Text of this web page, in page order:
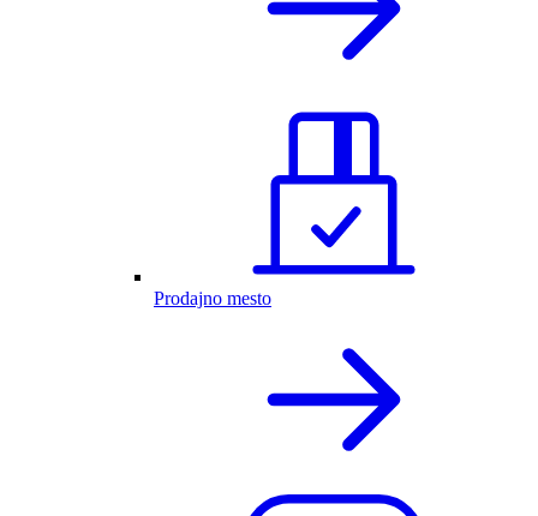
Prodajno mesto